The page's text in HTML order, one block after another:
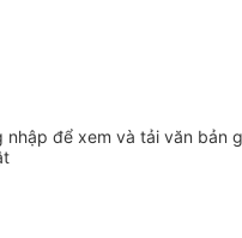
nhập để xem và tải văn bản